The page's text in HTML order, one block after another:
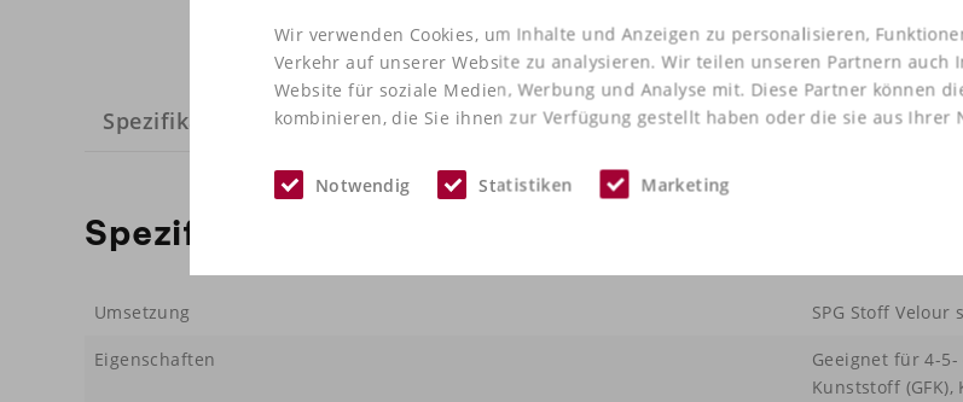
Wir verwenden Cookies, um Inhalte und Anzeigen zu personalisieren,
Verkehr auf unserer Website zu analysieren. Wir teilen unseren Partnern
Website für soziale Medien, Werbung und Analyse mit. Diese Partner können
kombinieren, die Sie ihnen zur Verfügung gestellt haben oder die sie aus Ihrer
Notwendig Statistiken Marketing
Spezifikationen
Spezifikationen
Umsetzung SPG Stoff Velour
Eigenschaften
Geeignet für 4-
Kunststoff